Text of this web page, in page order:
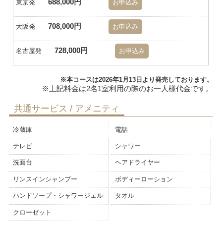
東京発 688,000円 お申込み
大阪発 708,000円 お申込み
名古屋発 728,000円 お申込み
※本コースは2026年1月13日より発売しております。
共通サービス / アメニティ
冷蔵庫 電話
テレビ シャワー
洗面台 ヘアドライヤー
リンスインシャンプー ボディーローション
ハンドソープ・シャワージェル タオル
クローゼット